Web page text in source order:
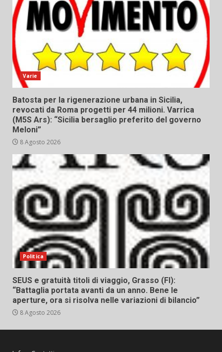
Varie
Batosta per la rigenerazione urbana in Sicilia,
revocati da Roma progetti per 44 milioni. Varrica
(M5S Ars): “Sicilia bersaglio preferito del governo
Meloni”
8 Agosto 2026
Politica
SEUS e gratuità titoli di viaggio, Grasso (FI):
“Battaglia portata avanti da un anno. Bene le
aperture, ora si risolva nelle variazioni di bilancio”
8 Agosto 2026